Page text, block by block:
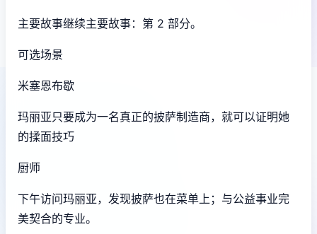
主要故事继续主要故事：第 2 部分。
可选场景
米塞恩布歇
玛丽亚只要成为一名真正的披萨制造商，就可以证明她
的揉面技巧
厨师
下午访问玛丽亚，发现披萨也在菜单上；与公益事业完
美契合的专业。